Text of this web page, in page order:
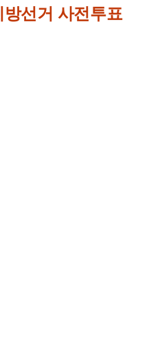
선거 사전투표